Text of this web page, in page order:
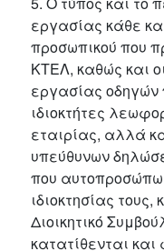
εργασίας κάθε
προσωπικού που
ΚΤΕΛ, καθώς και
εργασίας
ιδιοκτήτες
εταιρίας, αλλά
υπεύθυνων
που
ιδιοκτησίας
Διοικητικό
κατατίθενται